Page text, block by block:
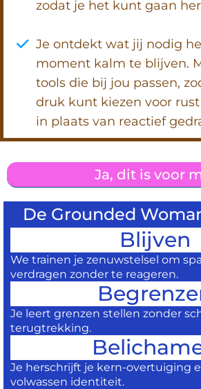
zodat je het kunt gaan
Je ontdekt wat jij nodig
moment kalm te blijven.
tools die bij jou passen,
druk kunt kiezen voor
in plaats van reactief
Ja, dit is voor
De Grounded
Blijven
We trainen je zenuwstelsel om
verdragen zonder te reageren.
Je leert grenzen stellen zonder
terugtrekking.
Je herschrijft je kern-overtuiging
volwassen identiteit.